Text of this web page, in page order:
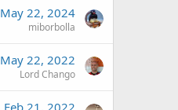
May 22, 2024
miborbolla
May 22, 2022
Lord Chango
Feb 21, 2022